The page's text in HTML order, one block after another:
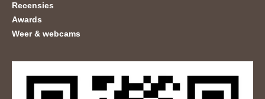
Recensies
Awards
Weer & webcams